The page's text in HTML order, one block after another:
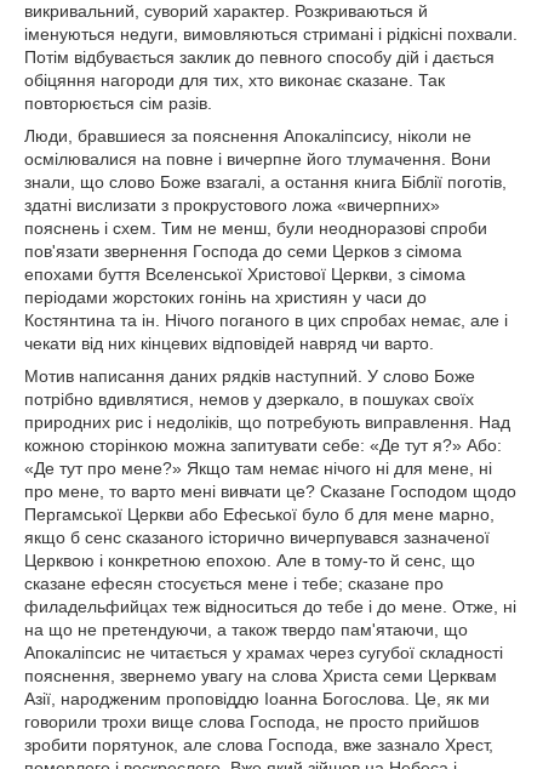
викривальний, суворий характер. Розкриваються й
іменуються недуги, вимовляються стримані і рідкісні похвали.
Потім відбувається заклик до певного способу дій і дається
обіцяння нагороди для тих, хто виконає сказане. Так
повторюється сім разів.
Люди, бравшиеся за пояснення Апокаліпсису, ніколи не
осмілювалися на повне і вичерпне його тлумачення. Вони
знали, що слово Боже взагалі, а остання книга Біблії поготів,
здатні вислизати з прокрустового ложа «вичерпних»
пояснень і схем. Тим не менш, були неодноразові спроби
пов'язати звернення Господа до семи Церков з сімома
епохами буття Вселенської Христової Церкви, з сімома
періодами жорстоких гонінь на християн у часи до
Костянтина та ін. Нічого поганого в цих спробах немає, але і
чекати від них кінцевих відповідей навряд чи варто.
Мотив написання даних рядків наступний. У слово Боже
потрібно вдивлятися, немов у дзеркало, в пошуках своїх
природних рис і недоліків, що потребують виправлення. Над
кожною сторінкою можна запитувати себе: «Де тут я?» Або:
«Де тут про мене?» Якщо там немає нічого ні для мене, ні
про мене, то варто мені вивчати це? Сказане Господом щодо
Пергамської Церкви або Ефеської було б для мене марно,
якщо б сенс сказаного історично вичерпувався зазначеної
Церквою і конкретною епохою. Але в тому-то й сенс, що
сказане ефесян стосується мене і тебе; сказане про
филадельфийцах теж відноситься до тебе і до мене. Отже, ні
на що не претендуючи, а також твердо пам'ятаючи, що
Апокаліпсис не читається у храмах через сугубої складності
пояснення, звернемо увагу на слова Христа семи Церквам
Азії, народженим проповіддю Іоанна Богослова. Це, як ми
говорили трохи вище слова Господа, не просто прийшов
зробити порятунок, але слова Господа, вже зазнало Хрест,